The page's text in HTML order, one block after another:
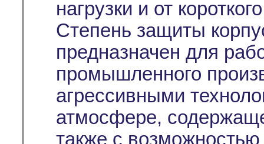
нагрузки и от
Степень защиты
предназначен для
промышленного
агрессивными
атмосфере,
также с